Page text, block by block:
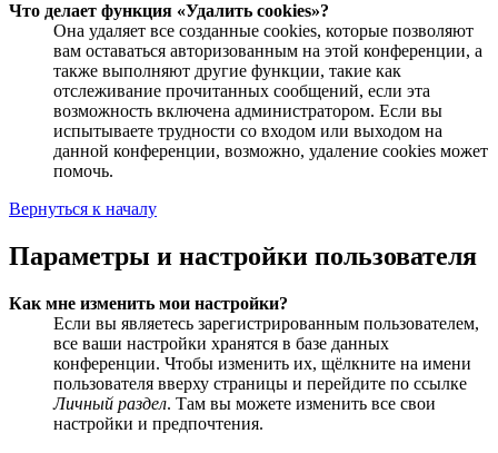
Что делает функция «Удалить cookies»?
Она удаляет все созданные cookies, которые позволяют
вам оставаться авторизованным на этой конференции, а
также выполняют другие функции, такие как
отслеживание прочитанных сообщений, если эта
возможность включена администратором. Если вы
испытываете трудности со входом или выходом на
данной конференции, возможно, удаление cookies может
помочь.
Вернуться к началу
Параметры и настройки пользователя
Как мне изменить мои настройки?
Если вы являетесь зарегистрированным пользователем,
все ваши настройки хранятся в базе данных
конференции. Чтобы изменить их, щёлкните на имени
пользователя вверху страницы и перейдите по ссылке
Личный раздел. Там вы можете изменить все свои
настройки и предпочтения.